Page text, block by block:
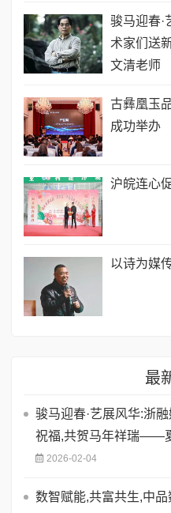
骏马迎春·
术家们送
文清老师
古彝凰玉
成功举办
沪皖连心
以诗为媒
最
骏马迎春·艺展风华:浙
祝福,共贺马年祥瑞——
2026-02-04
数智赋能,共富共生,中